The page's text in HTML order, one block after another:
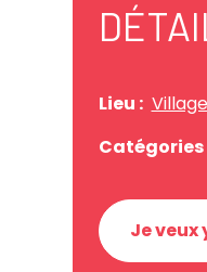
Lieu :
Catégories
Je veux